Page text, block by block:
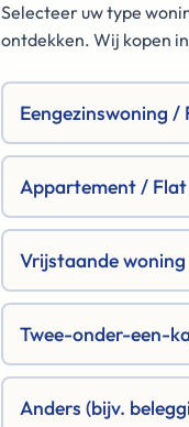
Selecteer uw type
ontdekken. Wij kopen
Eengezinswoning /
Appartement / Flat
Vrijstaande
Twee-onder-een-
Anders (bijv.